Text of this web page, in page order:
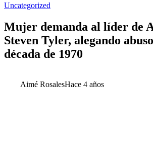
Uncategorized
Mujer demanda al líder de
Steven Tyler, alegando
década de 1970
Aimé RosalesHace 4 años